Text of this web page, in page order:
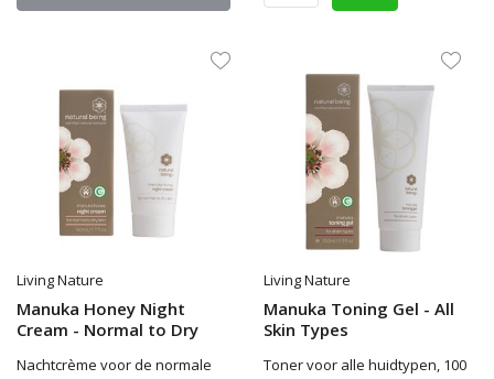
Living Nature
Manuka Honey Night
Cream - Normal to Dry
Nachtcrème voor de normale
Living Nature
Manuka Toning Gel - All
Skin Types
Toner voor alle huidtypen, 100